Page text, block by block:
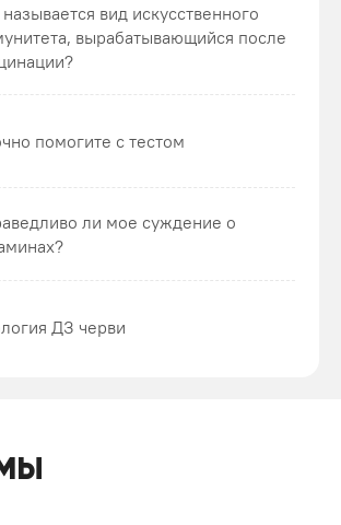
вид искусственного
вырабатывающийся после
помогите с тестом
ли мое суждение о
ДЗ черви